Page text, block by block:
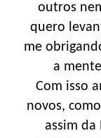
outros
quero
me
a
Com isso
novos,
assim da